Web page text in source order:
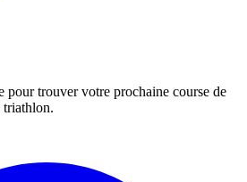
pour trouver votre prochaine course de